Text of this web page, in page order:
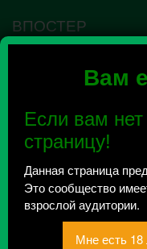
Вам
Если вам нет
страницу!
Данная страница
Это сообщество
взрослой аудитории.
ВПОСТЕР
Ошибка VK API #5
сообщества нужно
повторно.
Всего